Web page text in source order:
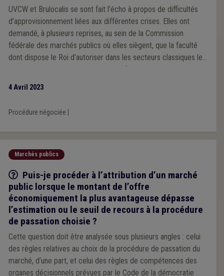
UVCW et Brulocalis se sont fait l’écho à propos de difficultés
d’approvisionnement liées aux différentes crises. Elles ont
demandé, à plusieurs reprises, au sein de la Commission
fédérale des marchés publics où elles siègent, que la faculté
dont dispose le Roi d’autoriser dans les secteurs classiques le
recours pour les marchés publics de fournitures à la procédure
et Brulocalis vient donc de demander au Premier Ministre de
bien vouloir envisager la mise en oeuvre de l’achat d’opportunité
classiques.
4 Avril 2023
Procédure négociée
Marchés publics
Q/R
Puis-je procéder à l’attribution d’un marché
public lorsque le montant de l’offre
économiquement la plus avantageuse dépasse
l’estimation ou le seuil de recours à la procédure
de passation choisie ?
Cette question doit être analysée sous plusieurs angles : celui
des règles relatives au choix de la procédure de passation du
marché, d’une part, et celui des règles de compétences des
organes décisionnels prévues par le Code de la démocratie